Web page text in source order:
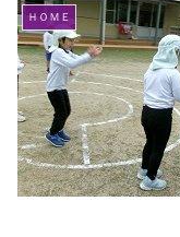
ＨＯＭＥ